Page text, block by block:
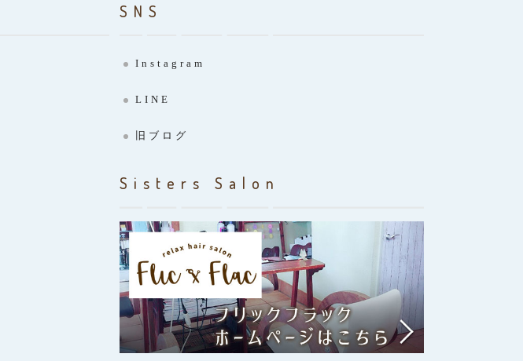
SNS
Instagram
LINE
旧ブログ
Sisters Salon